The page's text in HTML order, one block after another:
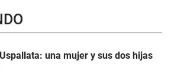
una mujer y sus dos hijas